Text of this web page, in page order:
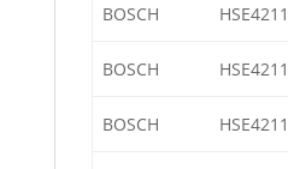
BOSCH
BOSCH
BOSCH